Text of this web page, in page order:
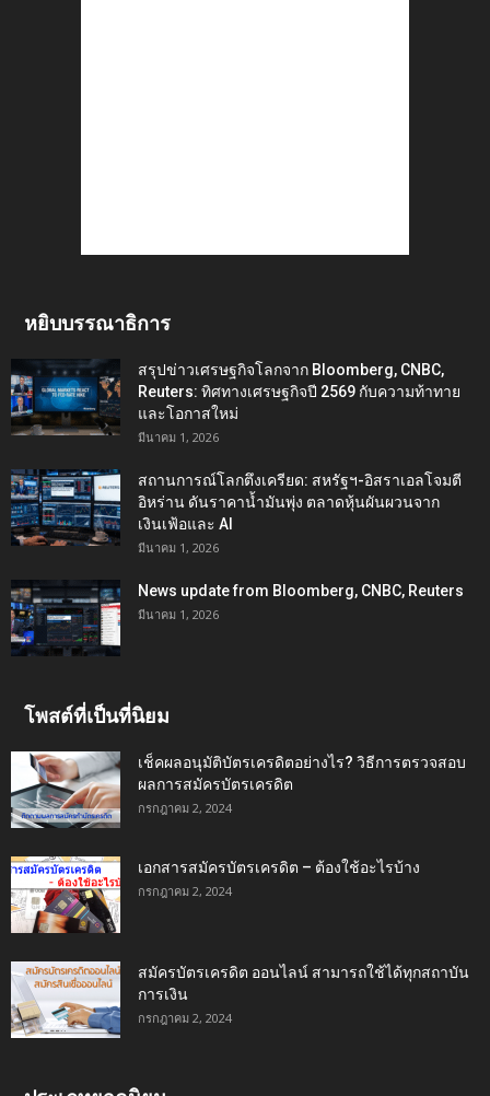
หยิบบรรณาธิการ
สรุปข่าวเศรษฐกิจโลกจาก Bloomberg, CNBC,
Reuters: ทิศทางเศรษฐกิจปี 2569 กับความท้าทาย
และโอกาสใหม่
มีนาคม 1, 2026
สถานการณ์โลกตึงเครียด: สหรัฐฯ-อิสราเอลโจมตี
อิหร่าน ดันราคาน้ำมันพุ่ง ตลาดหุ้นผันผวนจาก
เงินเฟ้อและ AI
มีนาคม 1, 2026
News update from Bloomberg, CNBC, Reuters
มีนาคม 1, 2026
โพสต์ที่เป็นที่นิยม
เช็คผลอนุมัติบัตรเครดิตอย่างไร? วิธีการตรวจสอบ
ผลการสมัครบัตรเครดิต
กรกฎาคม 2, 2024
เอกสารสมัครบัตรเครดิต – ต้องใช้อะไรบ้าง
กรกฎาคม 2, 2024
สมัครบัตรเครดิต ออนไลน์ สามารถใช้ได้ทุกสถาบัน
การเงิน
กรกฎาคม 2, 2024